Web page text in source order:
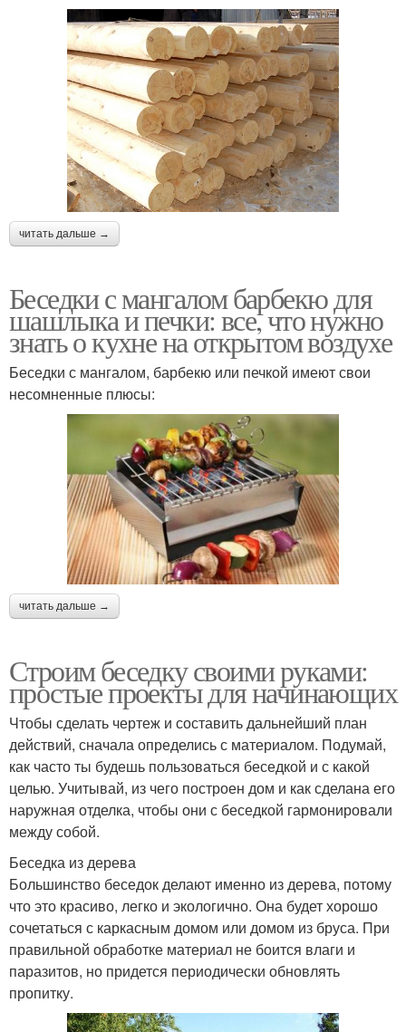
читать дальше →
Беседки с мангалом барбекю для
шашлыка и печки: все, что нужно
знать о кухне на открытом воздухе
Беседки с мангалом, барбекю или печкой имеют свои
несомненные плюсы:
читать дальше →
Строим беседку своими руками:
простые проекты для начинающих
Чтобы сделать чертеж и составить дальнейший план
действий, сначала определись с материалом. Подумай,
как часто ты будешь пользоваться беседкой и с какой
целью. Учитывай, из чего построен дом и как сделана его
наружная отделка, чтобы они с беседкой гармонировали
между собой.
Беседка из дерева
Большинство беседок делают именно из дерева, потому
что это красиво, легко и экологично. Она будет хорошо
сочетаться с каркасным домом или домом из бруса. При
правильной обработке материал не боится влаги и
паразитов, но придется периодически обновлять
пропитку.